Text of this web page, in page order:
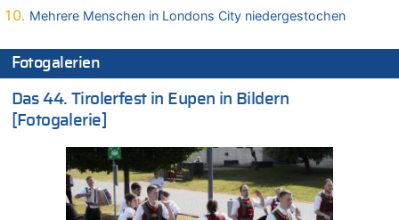
07.08.2026 - 01:12 von WK zu
brechen [Fragen & Antworten]
07.08.2026 - 01:03 von Hugo Egon Bernhard von Sinnen zu
Zweite Hitzewelle in diesem Sommer ist jetzt amtlich
07.08.2026 - 00:50 von WK zu
07.08.2026 - 00:06 von 5/11 zu
Mehrere Menschen in Londons City niedergestochen
06.08.2026 - 23:53 von Foto Anneliese zu
Mehrere Menschen in Londons City niedergestochen
Fotogalerien
Das 44. Tirolerfest in Eupen in Bildern
[Fotogalerie]